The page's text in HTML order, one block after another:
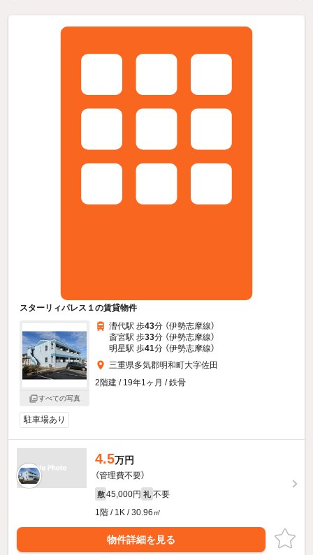
スターリィパレス１の賃貸物件
すべての写真
漕代駅 歩43分 （伊勢志摩線）
斎宮駅 歩33分 （伊勢志摩線）
明星駅 歩41分 （伊勢志摩線）
三重県多気郡明和町大字佐田
2階建 / 19年1ヶ月 / 鉄骨
駐車場あり
4.5万円
（管理費不要）
敷 45,000円 礼 不要
1階 / 1K / 30.96㎡
物件詳細を見る